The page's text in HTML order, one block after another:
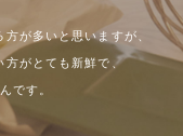
が多いと思いますが、
方がとても新鮮で、
です。